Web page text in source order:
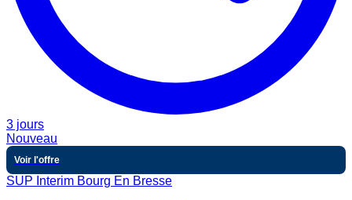
3 jours
Nouveau
Voir l'offre
SUP Interim Bourg En Bresse